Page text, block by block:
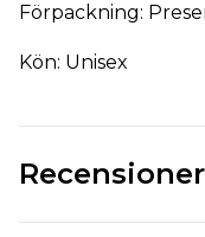
Förpackning:
Kön: Unisex
Recensioner